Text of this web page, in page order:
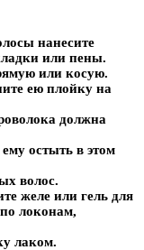
нанесите
или пены.
или косую.
ею плойку на
должна
остыть в этом
волос.
желе или гель для
локонам,
лаком.